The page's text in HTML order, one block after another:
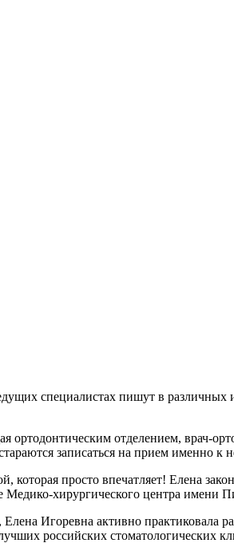
специалистах пишут в различных
отделением, врач-
записаться на прием именно к
которая просто впечатляет! Елена
Медико-хирургического центра
Елена Игоревна активно
российских стоматологических